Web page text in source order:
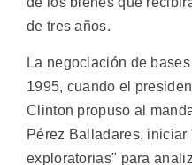
de tres años.
La negociación de
1995, cuando el
Clinton propuso al
Pérez Balladares,
exploratorias" para